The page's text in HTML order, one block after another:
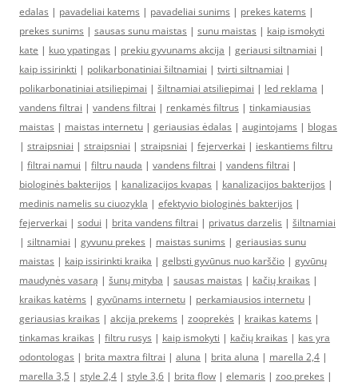
edalas | pavadeliai katems | pavadeliai sunims | prekes katems |
prekes sunims | sausas sunu maistas | sunu maistas | kaip ismokyti
kate | kuo ypatingas | prekiu gyvunams akcija | geriausi siltnamiai |
kaip issirinkti | polikarbonatiniai šiltnamiai | tvirti siltnamiai |
polikarbonatiniai atsiliepimai | šiltnamiai atsiliepimai | led reklama |
vandens filtrai | vandens filtrai | renkamės filtrus | tinkamiausias
maistas | maistas internetu | geriausias ėdalas | augintojams | blogas
| straipsniai | straipsniai | straipsniai | fejerverkai | ieskantiems filtru
| filtrai namui | filtru nauda | vandens filtrai | vandens filtrai |
biologinės bakterijos | kanalizacijos kvapas | kanalizacijos bakterijos |
medinis namelis su ciuozykla | efektyvio biologinės bakterijos |
fejerverkai | sodui | brita vandens filtrai | privatus darzelis | šiltnamiai
| siltnamiai | gyvunu prekes | maistas sunims | geriausias sunu
maistas | kaip issirinkti kraika | gelbsti gyvūnus nuo karščio | gyvūnų
maudynės vasarą | šunų mityba | sausas maistas | kačių kraikas |
kraikas katėms | gyvūnams internetu | perkamiausios internetu |
geriausias kraikas | akcija prekems | zooprekės | kraikas katems |
tinkamas kraikas | filtru rusys | kaip ismokyti | kačių kraikas | kas yra
odontologas | brita maxtra filtrai | aluna | brita aluna | marella 2,4 |
marella 3,5 | style 2,4 | style 3,6 | brita flow | elemaris | zoo prekes |